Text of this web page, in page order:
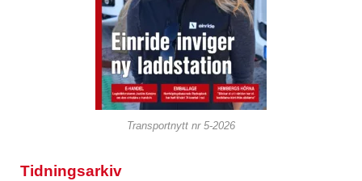
Transportnytt nr 5-2026
Tidningsarkiv